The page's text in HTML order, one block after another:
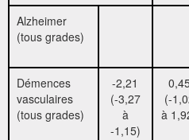
Alzheimer
(tous grades)
Démences
vasculaires
(tous grades)
-2,21
(-3,27
à
-1,15)
(-
à